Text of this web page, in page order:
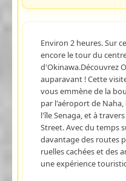
Environ 2 heures. Sur
encore le tour du
d'Okinawa.Découvrez
auparavant ! Cette
vous emmène de la
par l'aéroport de
l'île Senaga, et à
Street. Avec du temps
davantage des routes
ruelles cachées et des
une expérience